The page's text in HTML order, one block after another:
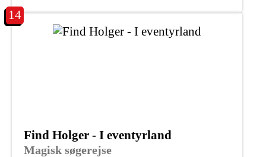
14
Magisk søgerejse
Find Holger - I eventyrland